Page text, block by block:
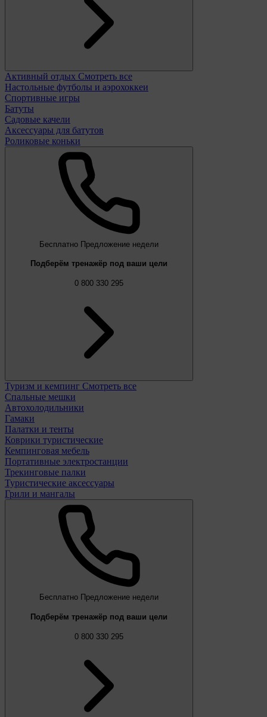
Активный отдых Смотреть все
Настольные футболы и аэрохоккеи
Спортивные игры
Батуты
Садовые качели
Аксессуары для батутов
Роликовые коньки
Бесплатно Предложение недели
Подберём тренажёр под ваши цели
0 800 330 295
Туризм и кемпинг Смотреть все
Спальные мешки
Автохолодильники
Гамаки
Палатки и тенты
Коврики туристические
Кемпинговая мебель
Портативные электростанции
Трекинговые палки
Туристические аксессуары
Грили и мангалы
Бесплатно Предложение недели
Подберём тренажёр под ваши цели
0 800 330 295